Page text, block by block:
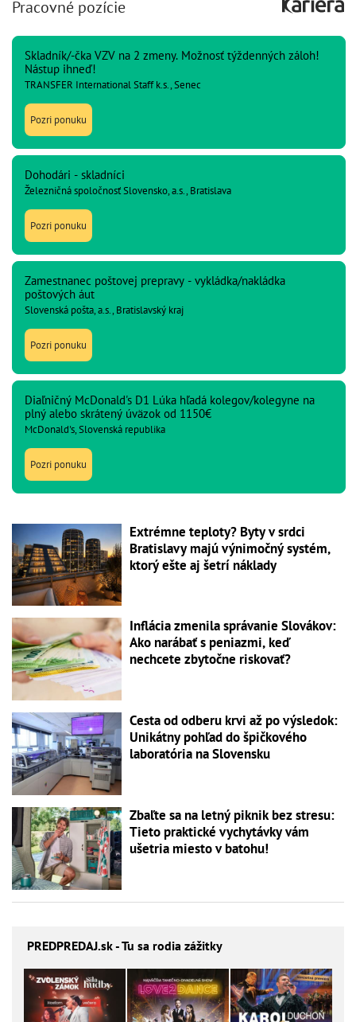
Pracovné pozície
Skladník/-čka VZV na 2 zmeny. Možnosť týždenných záloh!
Nástup ihneď!
TRANSFER International Staff k.s., Senec
Pozri ponuku
Dohodári - skladníci
Železničná spoločnosť Slovensko, a.s., Bratislava
Pozri ponuku
Zamestnanec poštovej prepravy - vykládka/nakládka
poštových áut
Slovenská pošta, a.s., Bratislavský kraj
Pozri ponuku
Diaľničný McDonald's D1 Lúka hľadá kolegov/kolegyne na
plný alebo skrátený úväzok od 1150€
McDonald's, Slovenská republika
Pozri ponuku
Extrémne teploty? Byty v srdci
Bratislavy majú výnimočný systém,
ktorý ešte aj šetrí náklady
Inflácia zmenila správanie Slovákov:
Ako narábať s peniazmi, keď
nechcete zbytočne riskovať?
Cesta od odberu krvi až po výsledok:
Unikátny pohľad do špičkového
laboratória na Slovensku
Zbaľte sa na letný piknik bez stresu:
Tieto praktické vychytávky vám
ušetria miesto v batohu!
PREDPREDAJ.sk - Tu sa rodia zážitky